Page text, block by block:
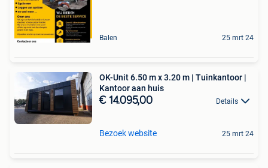
Balen 25 mrt 24
OK-Unit 6.50 m x 3.20 m | Tuinkantoor |
Kantoor aan huis
€ 14.095,00 Details
Bezoek website 25 mrt 24